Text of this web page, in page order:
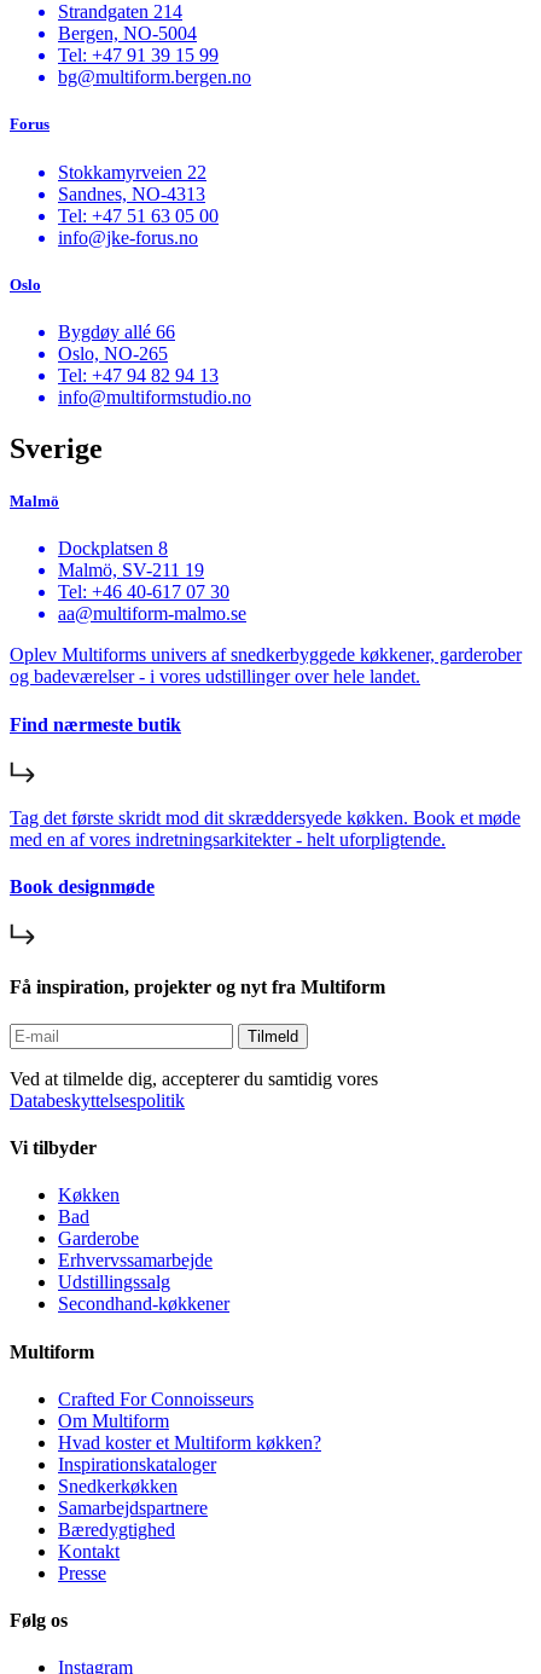
Strandgaten 214
Bergen, NO-5004
Tel: +47 91 39 15 99
bg@multiform.bergen.no
Forus
Stokkamyrveien 22
Sandnes, NO-4313
Tel: +47 51 63 05 00
info@jke-forus.no
Oslo
Bygdøy allé 66
Oslo, NO-265
Tel: +47 94 82 94 13
info@multiformstudio.no
Sverige
Malmö
Dockplatsen 8
Malmö, SV-211 19
Tel: +46 40-617 07 30
aa@multiform-malmo.se
Oplev Multiforms univers af snedkerbyggede køkkener, garderober
og badeværelser - i vores udstillinger over hele landet.
Find nærmeste butik
Tag det første skridt mod dit skræddersyede køkken. Book et møde
med en af vores indretningsarkitekter - helt uforpligtende.
Book designmøde
Få inspiration, projekter og nyt fra Multiform
Tilmeld
Ved at tilmelde dig, accepterer du samtidig vores
Databeskyttelsespolitik
Vi tilbyder
Køkken
Bad
Garderobe
Erhvervssamarbejde
Udstillingssalg
Secondhand-køkkener
Multiform
Crafted For Connoisseurs
Om Multiform
Hvad koster et Multiform køkken?
Inspirationskataloger
Snedkerkøkken
Samarbejdspartnere
Bæredygtighed
Kontakt
Presse
Følg os
Instagram